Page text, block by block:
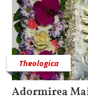
Theologica
Adormirea